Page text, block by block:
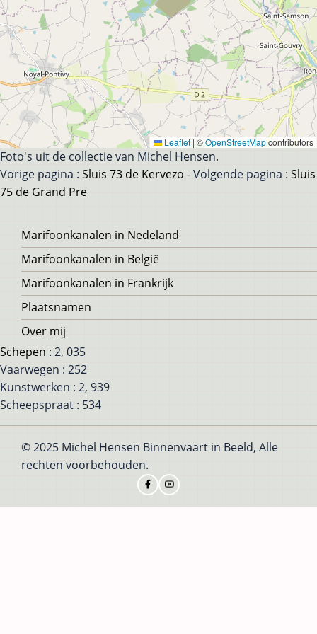
Leaflet | ©OpenStreetMapcontributors
Foto's uit de collectie van Michel Hensen.
Vorige pagina : Sluis 73 de Kervezo - Volgende pagina : Sluis
75 de Grand Pre
Voet
Marifoonkanalen in Nedeland
Marifoonkanalen in België
Marifoonkanalen in Frankrijk
Plaatsnamen
Over mij
Schepen : 2, 035
Vaarwegen : 252
Kunstwerken : 2, 939
Scheepspraat : 534
© 2025 Michel Hensen Binnenvaart in Beeld, Alle
rechten voorbehouden.